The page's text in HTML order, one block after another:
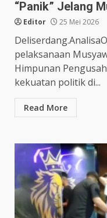
“Panik” Jelang
Editor 25 Mei 2026
pelaksanaan
Himpunan
kekuatan politik di...
Read More